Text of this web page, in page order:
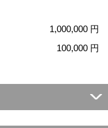
1,000,000 円
100,000 円